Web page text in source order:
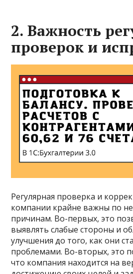
2. Важность
проверок и
Регулярная проверка и
компании крайне важны по
причинам. Во-первых, это
выявлять слабые стороны и
улучшения до того, как они
проблемами. Во-вторых, это
что компания находится на